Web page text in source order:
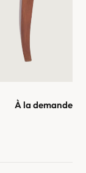
À la demande